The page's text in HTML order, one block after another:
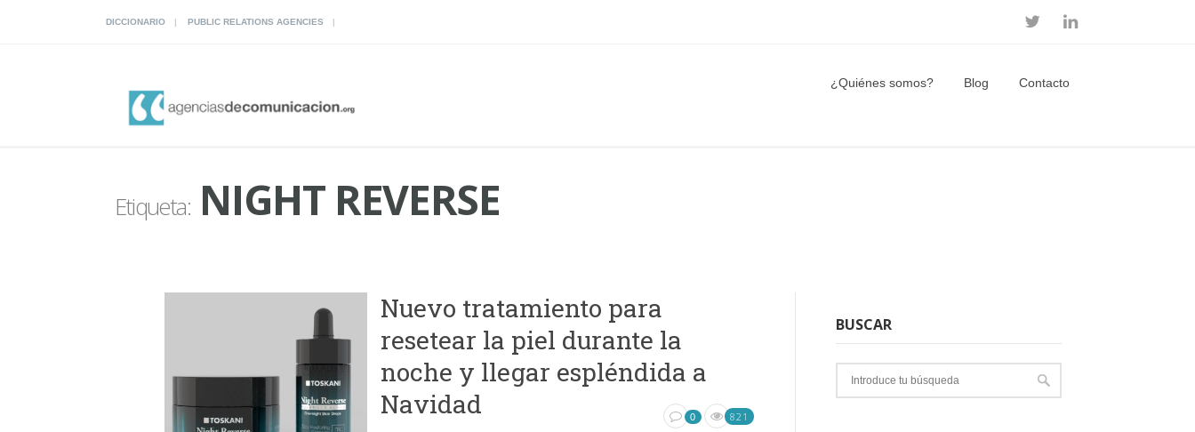
DICCIONARIO PUBLIC RELATIONS AGENCIES
¿Quiénes somos? Blog Contacto
Etiqueta:NIGHT REVERSE
Nuevo tratamiento para
resetear la piel durante la
noche y llegar espléndida a
Navidad
0 821
BUSCAR